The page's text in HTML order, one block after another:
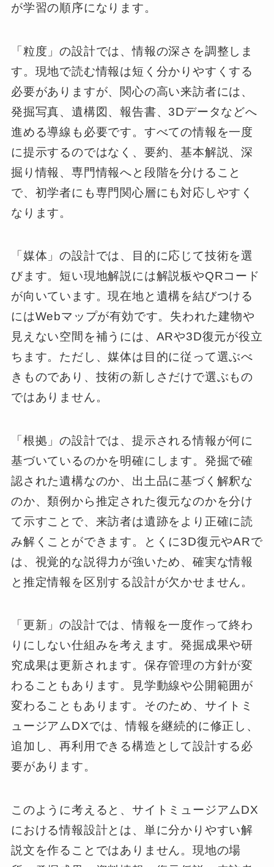
が学習の順序になります。
「粒度」の設計では、情報の深さを調整しま
す。現地で読む情報は短く分かりやすくする
必要がありますが、関心の高い来訪者には、
発掘写真、遺構図、報告書、3Dデータなどへ
進める導線も必要です。すべての情報を一度
に提示するのではなく、要約、基本解説、深
掘り情報、専門情報へと段階を分けること
で、初学者にも専門関心層にも対応しやすく
なります。
「媒体」の設計では、目的に応じて技術を選
びます。短い現地解説には解説板やQRコード
が向いています。現在地と遺構を結びつける
にはWebマップが有効です。失われた建物や
見えない空間を補うには、ARや3D復元が役立
ちます。ただし、媒体は目的に従って選ぶべ
きものであり、技術の新しさだけで選ぶもの
ではありません。
「根拠」の設計では、提示される情報が何に
基づいているのかを明確にします。発掘で確
認された遺構なのか、出土品に基づく解釈な
のか、類例から推定された復元なのかを分け
て示すことで、来訪者は遺跡をより正確に読
み解くことができます。とくに3D復元やARで
は、視覚的な説得力が強いため、確実な情報
と推定情報を区別する設計が欠かせません。
「更新」の設計では、情報を一度作って終わ
りにしない仕組みを考えます。発掘成果や研
究成果は更新されます。保存管理の方針が変
わることもあります。見学動線や公開範囲が
変わることもあります。そのため、サイトミ
ュージアムDXでは、情報を継続的に修正し、
追加し、再利用できる構造として設計する必
要があります。
このように考えると、サイトミュージアムDX
における情報設計とは、単に分かりやすい解
説文を作ることではありません。現地の場